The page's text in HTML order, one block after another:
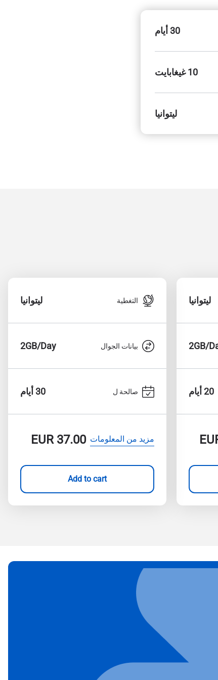
30 أيام
10 غيغابايت
ليتوانيا
ليتوانيا
2GB/
20 أيام
التغطية ليتوانيا
بيانات الجوال 2GB/Day
صالحة ل 30 أيام
مزيد من المعلومات EUR37.00
Add to cart